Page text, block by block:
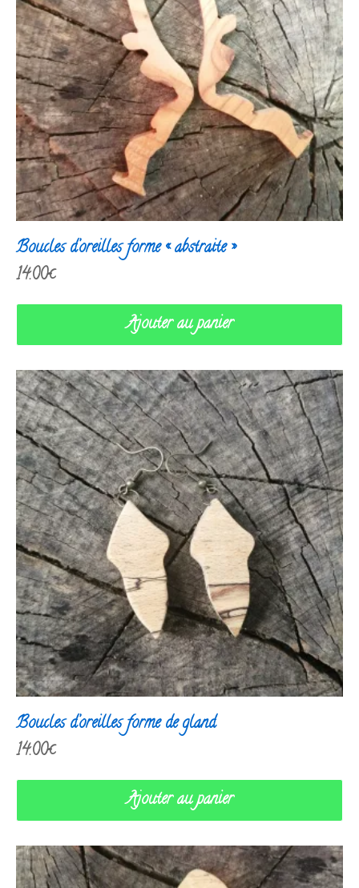
Boucles d’oreilles forme « abstraite »
14.00€
Ajouter au panier
Boucles d’oreilles forme de gland
14.00€
Ajouter au panier